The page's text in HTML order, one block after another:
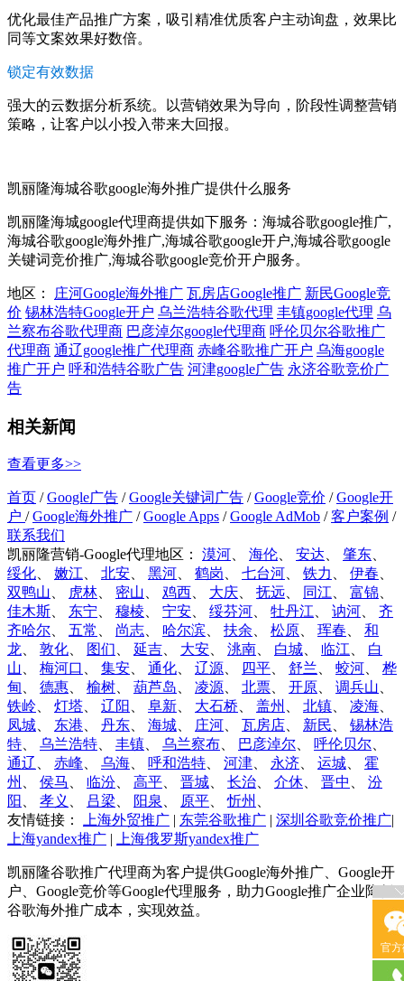
优化最佳产品推广方案，吸引精准优质客户主动询盘，效果比
同等文案效果好数倍。
锁定有效数据
强大的云数据分析系统。以营销效果为导向，阶段性调整营销
策略，让客户以小投入带来大回报。
凯丽隆海城谷歌google海外推广提供什么服务
凯丽隆海城google代理商提供如下服务：海城谷歌google推广,
海城谷歌google海外推广,海城谷歌google开户,海城谷歌google
关键词竞价推广,海城谷歌google竞价开户服务。
地区： 庄河Google海外推广 瓦房店Google推广 新民Google竞
价 锡林浩特Google开户 乌兰浩特谷歌代理 丰镇google代理 乌
兰察布谷歌代理商 巴彦淖尔google代理商 呼伦贝尔谷歌推广
代理商 通辽google推广代理商 赤峰谷歌推广开户 乌海google
推广开户 呼和浩特谷歌广告 河津google广告 永济谷歌竞价广
告
相关新闻
查看更多>>
首页 /Google广告 /Google关键词广告 /Google竞价 /Google开
户 /Google海外推广 /Google Apps /Google AdMob /客户案例 /
联系我们
凯丽隆营销-Google代理地区：
漠河、 海伦、 安达、 肇东、
绥化、 嫩江、 北安、 黑河、 鹤岗、 七台河、 铁力 、 伊春、
双鸭山、 虎林、 密山、 鸡西、 大庆、 抚远、 同江、 富锦、
佳木斯、 东宁、 穆棱、 宁安、 绥芬河、 牡丹江、 讷河、 齐
齐哈尔、 五常 、 尚志、 哈尔滨、 扶余、 松原、 珲春、 和
龙、 敦化、 图们、 延吉、 大安、 洮南、 白城、 临江、 白
山、 梅河口 、 集安、 通化、 辽源、 四平、 舒兰、 蛟河、 桦
甸、 德惠、 榆树、 葫芦岛、 凌源、 北票、 开原、 调兵山、
铁岭、 灯塔、 辽阳 、 阜新、 大石桥、 盖州 、 北镇、 凌海、
凤城、 东港、 丹东、 海城、 庄河、 瓦房店、 新民、 锡林浩
特、 乌兰浩特、 丰镇、 乌兰察布、 巴彦淖尔、 呼伦贝尔、
通辽 、 赤峰、 乌海、 呼和浩特、 河津、 永济、 运城、 霍
州 、 侯马 、 临汾、 高平、 晋城、 长治、 介休、 晋中 、 汾
阳 、 孝义 、 吕梁、 阳泉、 原平、忻州 、
友情链接：
上海外贸推广 | 东莞谷歌推广 | 深圳谷歌竞价推广|
上海yandex推广 | 上海俄罗斯yandex推广
凯丽隆谷歌推广代理商为客户提供Google海外推广、Google开
户、Google竞价等Google代理服务，助力Google推广企业降低
谷歌海外推广成本，实现效益。
官